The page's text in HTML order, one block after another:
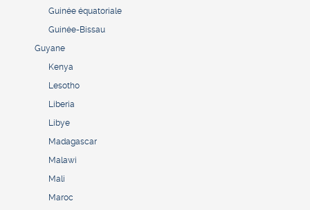
Guinée équatoriale
Guinée-Bissau
Guyane
Kenya
Lesotho
Liberia
Libye
Madagascar
Malawi
Mali
Maroc